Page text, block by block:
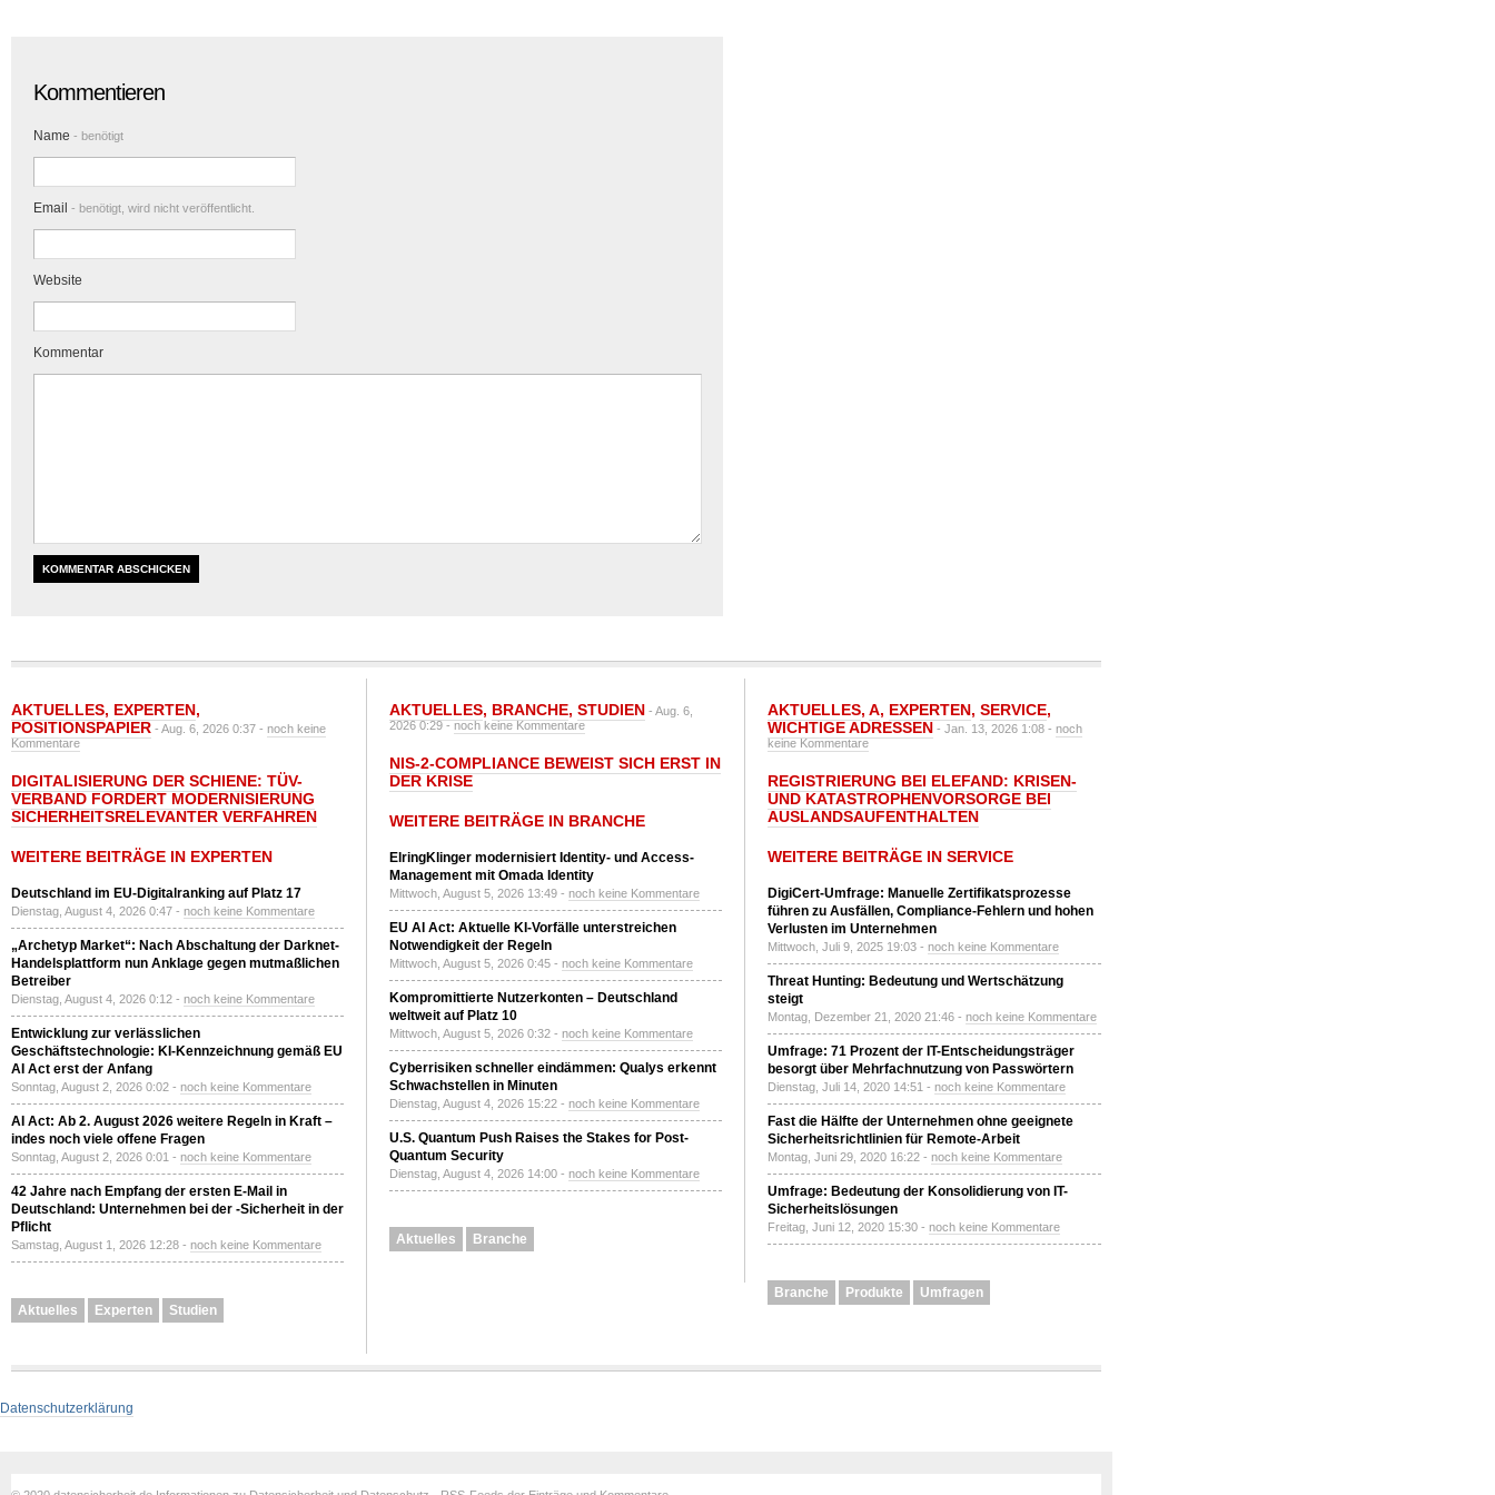
Kommentieren
Name - benötigt
Email - benötigt, wird nicht veröffentlicht.
Website
Kommentar
AKTUELLES, EXPERTEN,
POSITIONSPAPIER - Aug. 6, 2026 0:37 - noch keine
Kommentare
DIGITALISIERUNG DER SCHIENE: TÜV-
VERBAND FORDERT MODERNISIERUNG
SICHERHEITSRELEVANTER VERFAHREN
WEITERE BEITRÄGE IN EXPERTEN
Deutschland im EU-Digitalranking auf Platz 17
Dienstag, August 4, 2026 0:47 - noch keine Kommentare
„Archetyp Market“: Nach Abschaltung der Darknet-
Handelsplattform nun Anklage gegen mutmaßlichen
Betreiber
Dienstag, August 4, 2026 0:12 - noch keine Kommentare
Entwicklung zur verlässlichen
Geschäftstechnologie: KI-Kennzeichnung gemäß EU
AI Act erst der Anfang
Sonntag, August 2, 2026 0:02 - noch keine Kommentare
AI Act: Ab 2. August 2026 weitere Regeln in Kraft –
indes noch viele offene Fragen
Sonntag, August 2, 2026 0:01 - noch keine Kommentare
42 Jahre nach Empfang der ersten E-Mail in
Deutschland: Unternehmen bei der -Sicherheit in der
Pflicht
Samstag, August 1, 2026 12:28 - noch keine Kommentare
Aktuelles Experten Studien
AKTUELLES, BRANCHE, STUDIEN - Aug. 6,
2026 0:29 -noch keine Kommentare
NIS-2-COMPLIANCE BEWEIST SICH ERST IN
DER KRISE
WEITERE BEITRÄGE IN BRANCHE
ElringKlinger modernisiert Identity- und Access-
Management mit Omada Identity
Mittwoch, August 5, 2026 13:49 - noch keine Kommentare
EU AI Act: Aktuelle KI-Vorfälle unterstreichen
Notwendigkeit der Regeln
Mittwoch, August 5, 2026 0:45 - noch keine Kommentare
Kompromittierte Nutzerkonten – Deutschland
weltweit auf Platz 10
Mittwoch, August 5, 2026 0:32 - noch keine Kommentare
Cyberrisiken schneller eindämmen: Qualys erkennt
Schwachstellen in Minuten
Dienstag, August 4, 2026 15:22 - noch keine Kommentare
U.S. Quantum Push Raises the Stakes for Post-
Quantum Security
Dienstag, August 4, 2026 14:00 - noch keine Kommentare
Aktuelles Branche
AKTUELLES, A, EXPERTEN, SERVICE,
WICHTIGE ADRESSEN - Jan. 13, 2026 1:08 - noch
keine Kommentare
REGISTRIERUNG BEI ELEFAND: KRISEN-
UND KATASTROPHENVORSORGE BEI
AUSLANDSAUFENTHALTEN
WEITERE BEITRÄGE IN SERVICE
DigiCert-Umfrage: Manuelle Zertifikatsprozesse
führen zu Ausfällen, Compliance-Fehlern und hohen
Verlusten im Unternehmen
Mittwoch, Juli 9, 2025 19:03 - noch keine Kommentare
Threat Hunting: Bedeutung und Wertschätzung
steigt
Montag, Dezember 21, 2020 21:46 - noch keine Kommentare
Umfrage: 71 Prozent der IT-Entscheidungsträger
besorgt über Mehrfachnutzung von Passwörtern
Dienstag, Juli 14, 2020 14:51 - noch keine Kommentare
Fast die Hälfte der Unternehmen ohne geeignete
Sicherheitsrichtlinien für Remote-Arbeit
Montag, Juni 29, 2020 16:22 - noch keine Kommentare
Umfrage: Bedeutung der Konsolidierung von IT-
Sicherheitslösungen
Freitag, Juni 12, 2020 15:30 - noch keine Kommentare
Branche Produkte Umfragen
Datenschutzerklärung